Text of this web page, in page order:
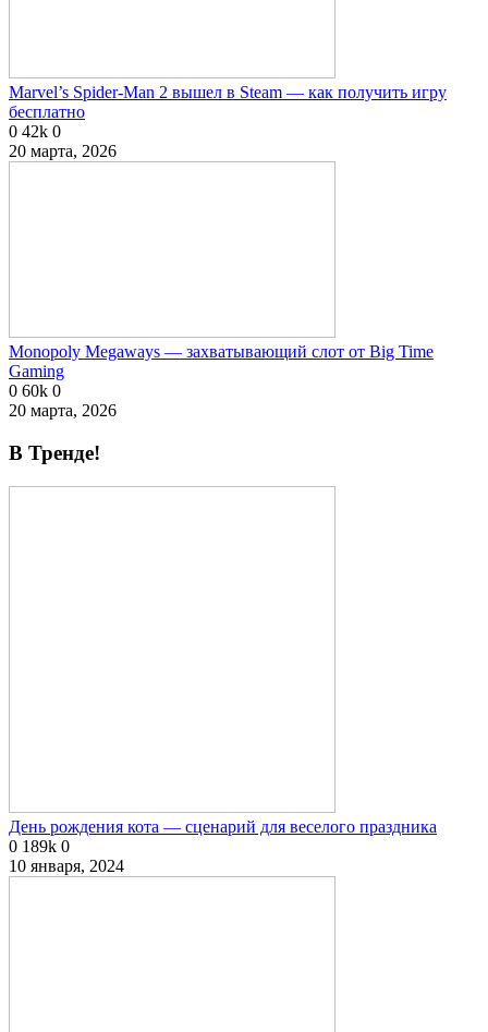
Marvel’s Spider-Man 2 вышел в Steam — как получить игру
бесплатно
0 42k 0
20 марта, 2026
Monopoly Megaways — захватывающий слот от Big Time
Gaming
0 60k 0
20 марта, 2026
В Тренде!
День рождения кота — сценарий для веселого праздника
0 189k 0
10 января, 2024